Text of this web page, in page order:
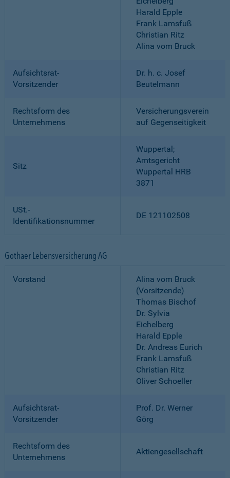
Harald Epple
Frank Lamsfuß
Christian Ritz
Alina vom Bruck
Aufsichtsrat-
Vorsitzender
Dr. h. c. Josef
Beutelmann
Rechtsform des
Unternehmens
Versicherungsverein
auf Gegenseitigkeit
Sitz
Wuppertal;
Amtsgericht
Wuppertal HRB
3871
USt.-
Identifikationsnummer
DE 121102508
Gothaer Lebensversicherung AG
Vorstand
Alina vom Bruck
(Vorsitzende)
Thomas Bischof
Dr. Sylvia
Eichelberg
Harald Epple
Dr. Andreas Eurich
Frank Lamsfuß
Christian Ritz
Oliver Schoeller
Aufsichtsrat-
Vorsitzender
Prof. Dr. Werner
Görg
Rechtsform des
Unternehmens
Aktiengesellschaft